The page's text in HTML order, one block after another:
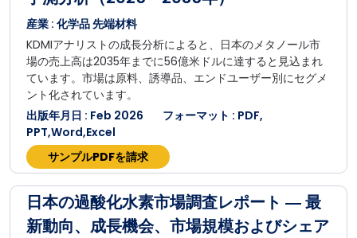
産業 : 化学品 先端材料
KDMIアナリストの成長分析によると、日本のメタノール市
場の売上高は2035年までに56億米ドルに達すると見込まれ
ています。市場は原料、誘導品、エンドユーザー別にセグメ
ント化されています。
出版年月日 : Feb 2026
フォーマット : PDF,
PPT,Word,Excel
サンプルPDFを請求
日本の過酸化水素市場調査レポート ― 最
新動向、成長機会、市場規模およびシェア